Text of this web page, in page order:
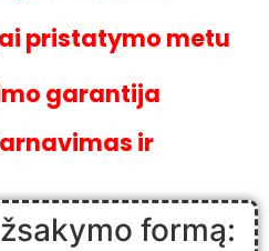
pristatymo metu
garantija
ir
formą: